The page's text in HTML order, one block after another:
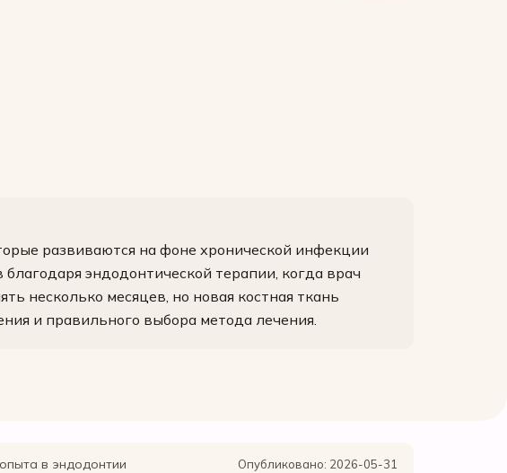
развиваются на фоне хронической инфекции
эндодонтической терапии, когда врач
несколько месяцев, но новая костная ткань
и правильного выбора метода лечения.
в эндодонтии Опубликовано: 2026-05-31